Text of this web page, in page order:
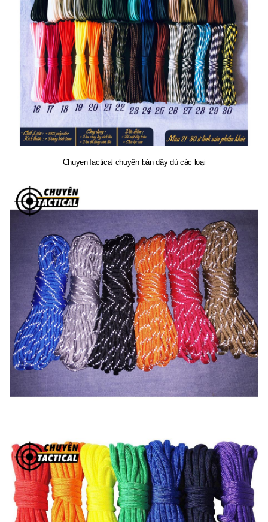
ChuyenTactical chuyên bán dây dù các loại